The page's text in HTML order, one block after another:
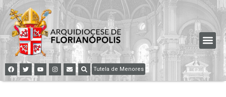
Tutela de Menores